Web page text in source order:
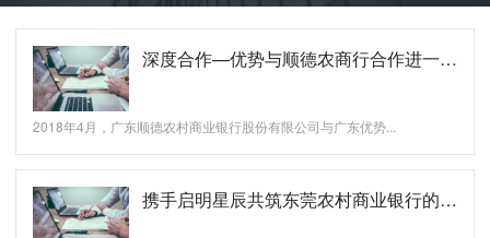
深度合作—优势与顺德农商行合作进一步加深
2018年4月，广东顺德农村商业银行股份有限公司与广东优势...
携手启明星辰共筑东莞农村商业银行的安全环境